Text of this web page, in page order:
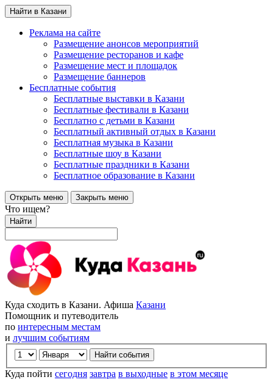
Найти в Казани
Реклама на сайте
Размещение анонсов мероприятий
Размещение ресторанов и кафе
Размещение мест и площадок
Размещение баннеров
Бесплатные события
Бесплатные выставки в Казани
Бесплатные фестивали в Казани
Бесплатно с детьми в Казани
Бесплатный активный отдых в Казани
Бесплатная музыка в Казани
Бесплатные шоу в Казани
Бесплатные праздники в Казани
Бесплатное образование в Казани
Открыть меню Закрыть меню
Что ищем?
Найти
Куда сходить в Казани. Афиша Казани
Помощник и путеводитель
по интересным местам
и лучшим событиям
Куда пойти сегодня завтра в выходные в этом месяце